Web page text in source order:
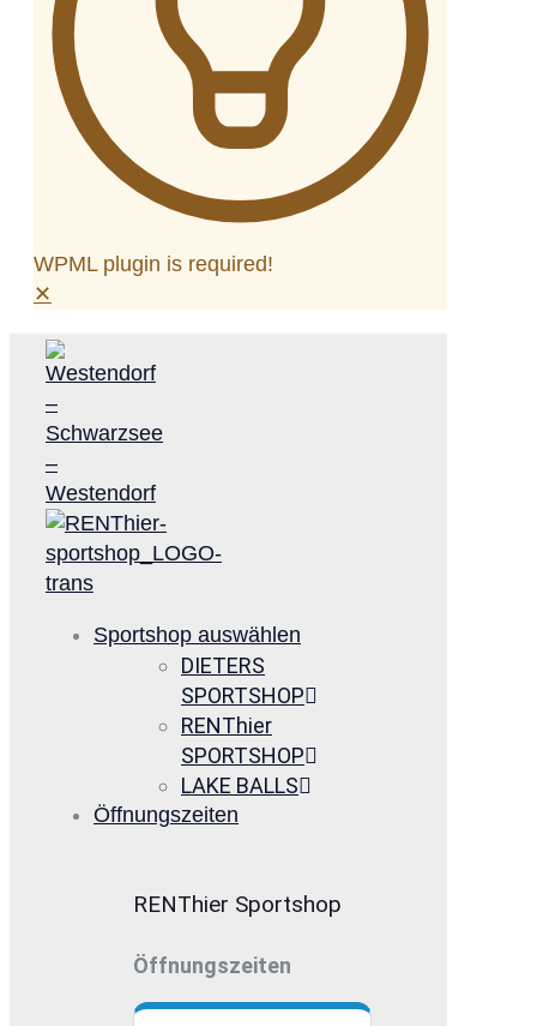
WPML plugin is required!
✕
Sportshop auswählen
DIETERS
SPORTSHOP
RENThier
SPORTSHOP
LAKE BALLS
Öffnungszeiten
RENThier Sportshop
Öffnungszeiten